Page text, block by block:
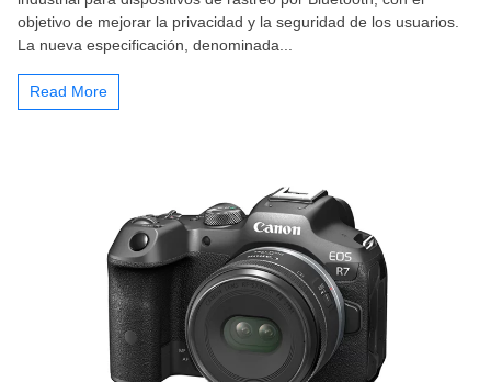
objetivo de mejorar la privacidad y la seguridad de los usuarios.
La nueva especificación, denominada...
Read More